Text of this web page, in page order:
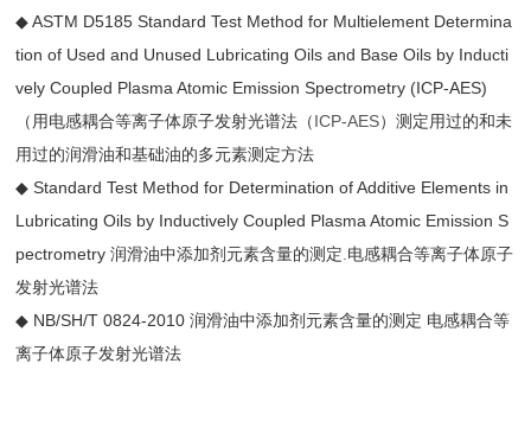
◆ ASTM D5185 Standard Test Method for Multielement Determina
tion of Used and Unused Lubricating Oils and Base Oils by Inducti
vely Coupled Plasma Atomic Emission Spectrometry (ICP-AES)
（用电感耦合等离子体原子发射光谱法（ICP-AES）测定用过的和未
用过的润滑油和基础油的多元素测定方法
◆Standard Test Method for Determination of Additive Elements in
Lubricating Oils by Inductively Coupled Plasma Atomic Emission S
pectrometry润滑油中添加剂元素含量的测定 电感耦合等离子体原子
发射光谱法
◆ NB/SH/T 0824-2010润滑油中添加剂元素含量的测定 电感耦合等
离子体原子发射光谱法